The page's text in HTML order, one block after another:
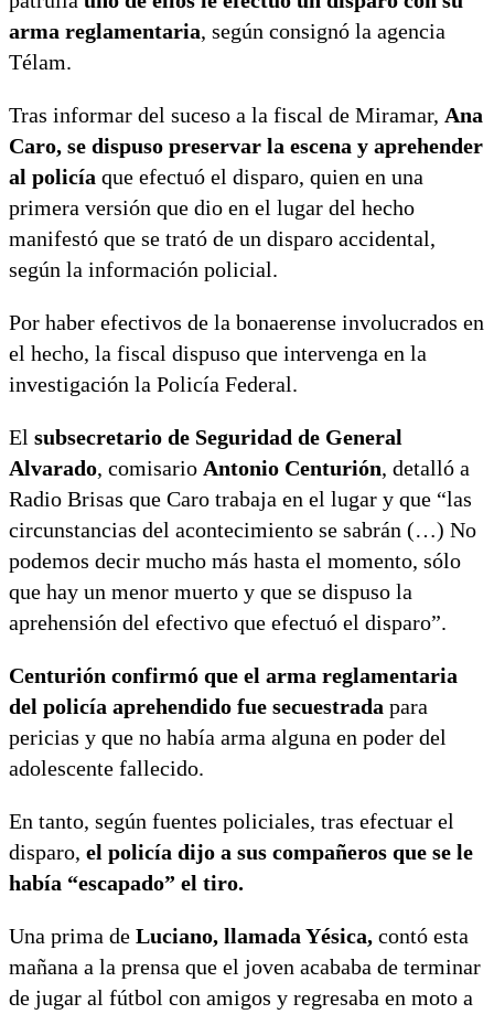
arma reglamentaria, según consignó la agencia
Télam.
Tras informar del suceso a la fiscal de Miramar, Ana
Caro, se dispuso preservar la escena y aprehender
al policía que efectuó el disparo, quien en una
primera versión que dio en el lugar del hecho
manifestó que se trató de un disparo accidental,
según la información policial.
Por haber efectivos de la bonaerense involucrados en
el hecho, la fiscal dispuso que intervenga en la
investigación la Policía Federal.
El subsecretario de Seguridad de General
Alvarado, comisario Antonio Centurión, detalló a
Radio Brisas que Caro trabaja en el lugar y que “las
circunstancias del acontecimiento se sabrán (…) No
podemos decir mucho más hasta el momento, sólo
que hay un menor muerto y que se dispuso la
aprehensión del efectivo que efectuó el disparo”.
Centurión confirmó que el arma reglamentaria
del policía aprehendido fue secuestrada para
pericias y que no había arma alguna en poder del
adolescente fallecido.
En tanto, según fuentes policiales, tras efectuar el
disparo, el policía dijo a sus compañeros que se le
había “escapado” el tiro.
Una prima de Luciano, llamada Yésica, contó esta
mañana a la prensa que el joven acababa de terminar
de jugar al fútbol con amigos y regresaba en moto a